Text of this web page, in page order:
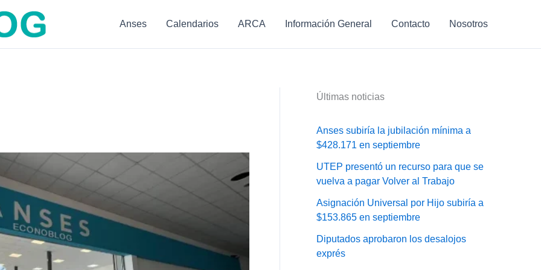
Anses Calendarios ARCA Información General Contacto Nosotros
Últimas noticias
Anses subiría la jubilación mínima a
$428.171 en septiembre
UTEP presentó un recurso para que se
vuelva a pagar Volver al Trabajo
Asignación Universal por Hijo subiría a
$153.865 en septiembre
Diputados aprobaron los desalojos
exprés